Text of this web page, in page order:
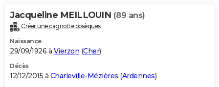
Jacqueline MEILLOUIN (89 ans)
Créer une cagnotte obsèques
Naissance
29/09/1926 à Vierzon (Cher)
Décès
12/12/2015 à Charleville-Mézières (Ardennes)